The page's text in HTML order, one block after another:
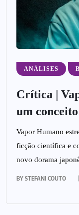
ANÁLISES
Crítica |
um
Vapor Humano
ficção científica e
novo dorama
BY STEFANI COUTO